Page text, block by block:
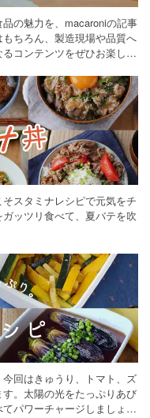
の魅力を、macaroniの記事
ちろん、製造現場や品質へ
コンテンツをぜひお楽しみ
スタミナレシピで元気をチ
ッツリ食べて、夏バテを吹
回はきゅうり、トマト、ズ
。太陽の光をたっぷりあび
パワーチャージしましょう